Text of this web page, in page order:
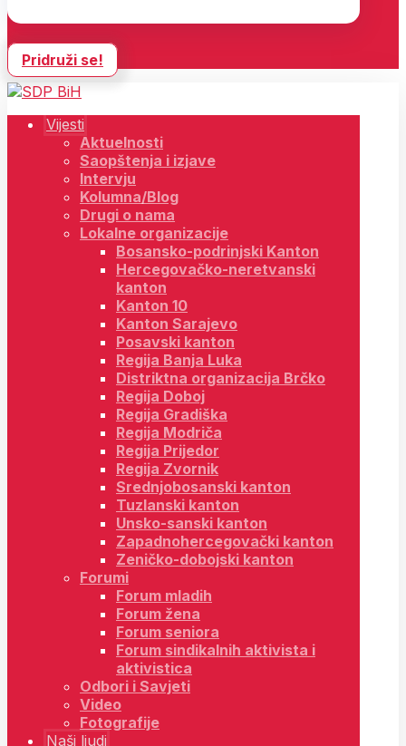
Pridruži se!
Vijesti
Aktuelnosti
Saopštenja i izjave
Intervju
Kolumna/Blog
Drugi o nama
Lokalne organizacije
Bosansko-podrinjski Kanton
Hercegovačko-neretvanski
kanton
Kanton 10
Kanton Sarajevo
Posavski kanton
Regija Banja Luka
Distriktna organizacija Brčko
Regija Doboj
Regija Gradiška
Regija Modriča
Regija Prijedor
Regija Zvornik
Srednjobosanski kanton
Tuzlanski kanton
Unsko-sanski kanton
Zapadnohercegovački kanton
Zeničko-dobojski kanton
Forumi
Forum mladih
Forum žena
Forum seniora
Forum sindikalnih aktivista i
aktivistica
Odbori i Savjeti
Video
Fotografije
Naši ljudi